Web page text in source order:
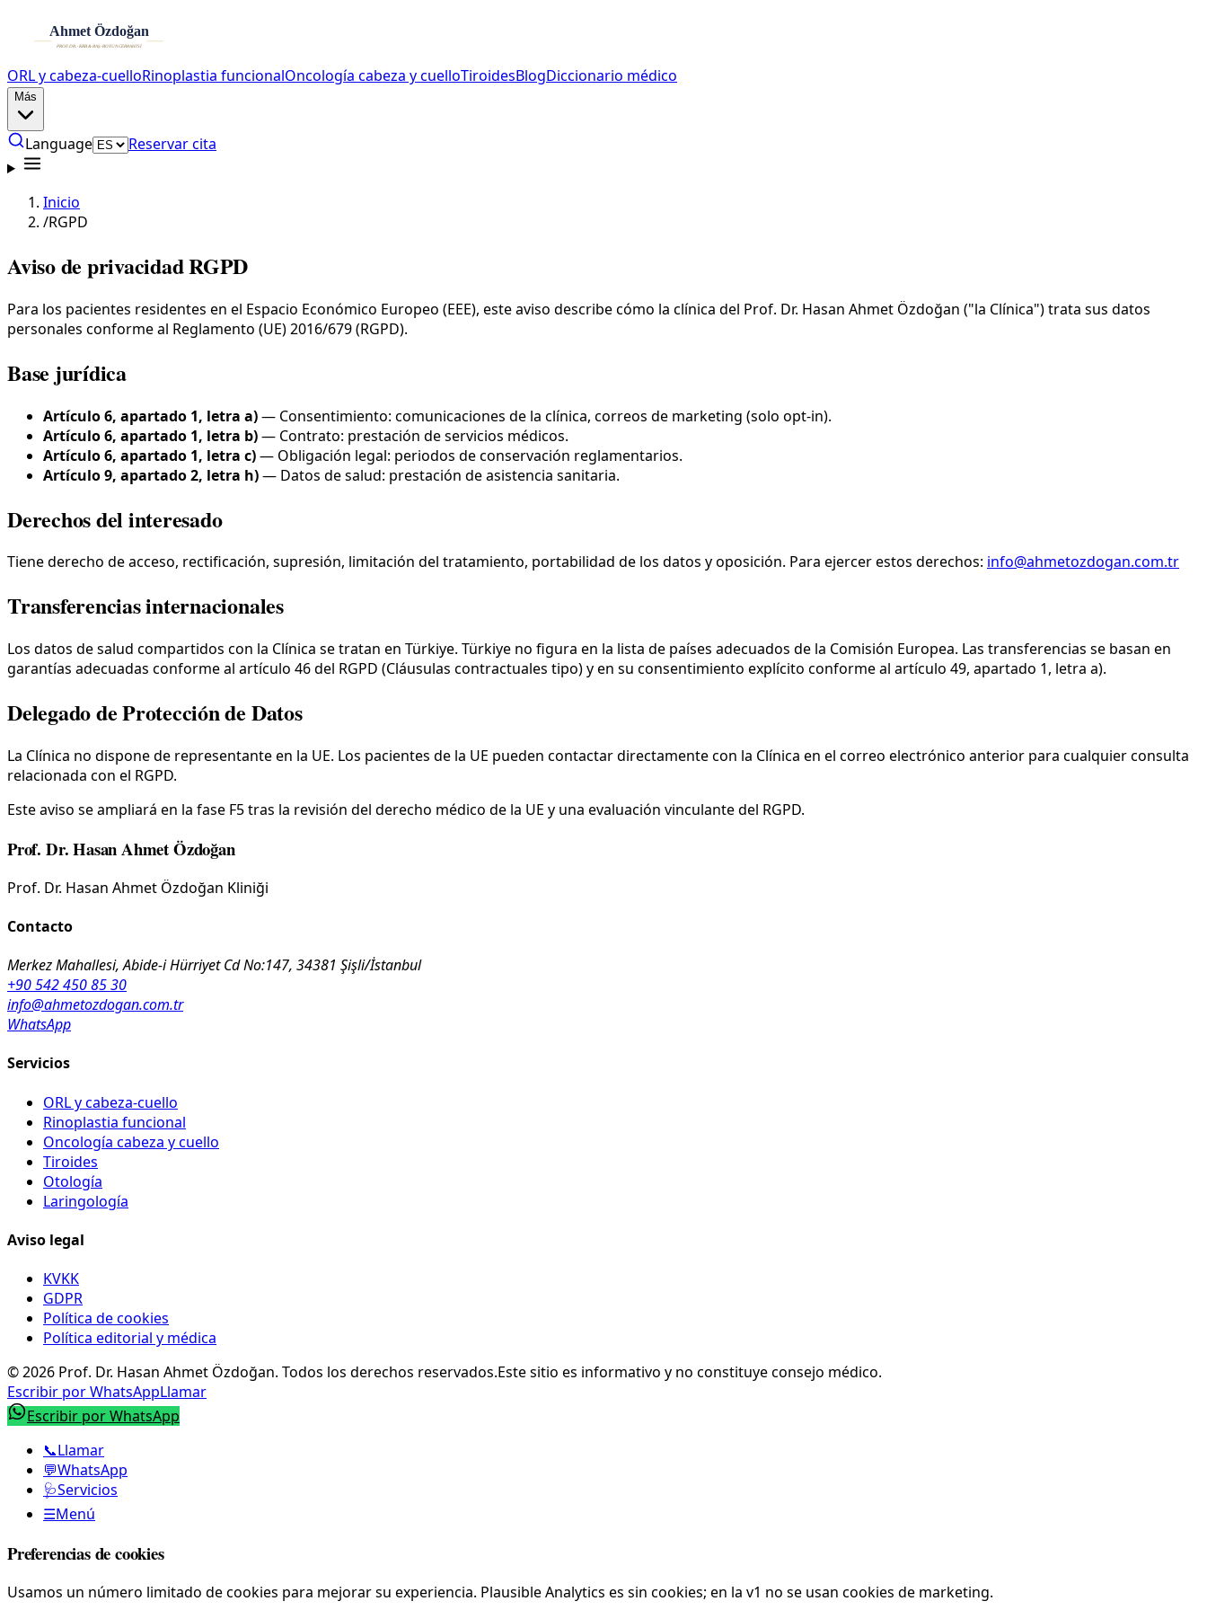
ORL y cabeza-cuelloRinoplastia funcionalOncología cabeza y cuelloTiroidesBlogDiccionario médico
Más
Language Reservar cita
Inicio
/RGPD
Aviso de privacidad RGPD
Para los pacientes residentes en el Espacio Económico Europeo (EEE), este aviso describe cómo la clínica del Prof. Dr. Hasan Ahmet Özdoğan ("la Clínica") trata sus datos
personales conforme al Reglamento (UE) 2016/679 (RGPD).
Base jurídica
Artículo 6, apartado 1, letra a)— Consentimiento: comunicaciones de la clínica, correos de marketing (solo opt-in).
Artículo 6, apartado 1, letra b)— Contrato: prestación de servicios médicos.
Artículo 6, apartado 1, letra c)— Obligación legal: periodos de conservación reglamentarios.
Artículo 9, apartado 2, letra h)— Datos de salud: prestación de asistencia sanitaria.
Derechos del interesado
Tiene derecho de acceso, rectificación, supresión, limitación del tratamiento, portabilidad de los datos y oposición. Para ejercer estos derechos: info@ahmetozdogan.com.tr
Transferencias internacionales
Los datos de salud compartidos con la Clínica se tratan en Türkiye. Türkiye no figura en la lista de países adecuados de la Comisión Europea. Las transferencias se basan en
garantías adecuadas conforme al artículo 46 del RGPD (Cláusulas contractuales tipo) y en su consentimiento explícito conforme al artículo 49, apartado 1, letra a).
Delegado de Protección de Datos
La Clínica no dispone de representante en la UE. Los pacientes de la UE pueden contactar directamente con la Clínica en el correo electrónico anterior para cualquier consulta
relacionada con el RGPD.
Este aviso se ampliará en la fase F5 tras la revisión del derecho médico de la UE y una evaluación vinculante del RGPD.
Prof. Dr. Hasan Ahmet Özdoğan
Prof. Dr. Hasan Ahmet Özdoğan Kliniği
Contacto
Merkez Mahallesi, Abide-i Hürriyet Cd No:147, 34381 Şişli/İstanbul
+90 542 450 85 30
info@ahmetozdogan.com.tr
WhatsApp
Servicios
ORL y cabeza-cuello
Rinoplastia funcional
Oncología cabeza y cuello
Tiroides
Otología
Laringología
Aviso legal
KVKK
GDPR
Política de cookies
Política editorial y médica
©2026 Prof. Dr. Hasan Ahmet Özdoğan. Todos los derechos reservados.Este sitio es informativo y no constituye consejo médico.
Escribir por WhatsAppLlamar
Escribir por WhatsApp
📞Llamar
💬WhatsApp
🩺Servicios
☰Menú
Preferencias de cookies
Usamos un número limitado de cookies para mejorar su experiencia. Plausible Analytics es sin cookies; en la v1 no se usan cookies de marketing.